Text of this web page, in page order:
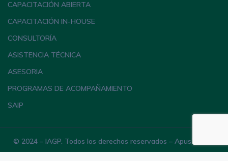
CAPACITACIÓN ABIERTA
CAPACITACIÓN IN-HOUSE
CONSULTORÍA
ASISTENCIA TÉCNICA
ASESORIA
PROGRAMAS DE ACOMPAÑAMIENTO
SAIP
© 2024 – IAGP. Todos los derechos reservados – ApusTheme